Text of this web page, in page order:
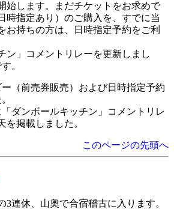
始します。まだチケットをお求めで
時指定あり）のご購入を、すでに当
お持ちの方は、日時指定予約をご利
」コメントリレーを更新しまし
。
（前売券販売）および日時指定予約
「ダンボールキッチン」コメントリレ
を掲載しました。
このページの先頭へ
連休、山奥で合宿稽古に入ります。